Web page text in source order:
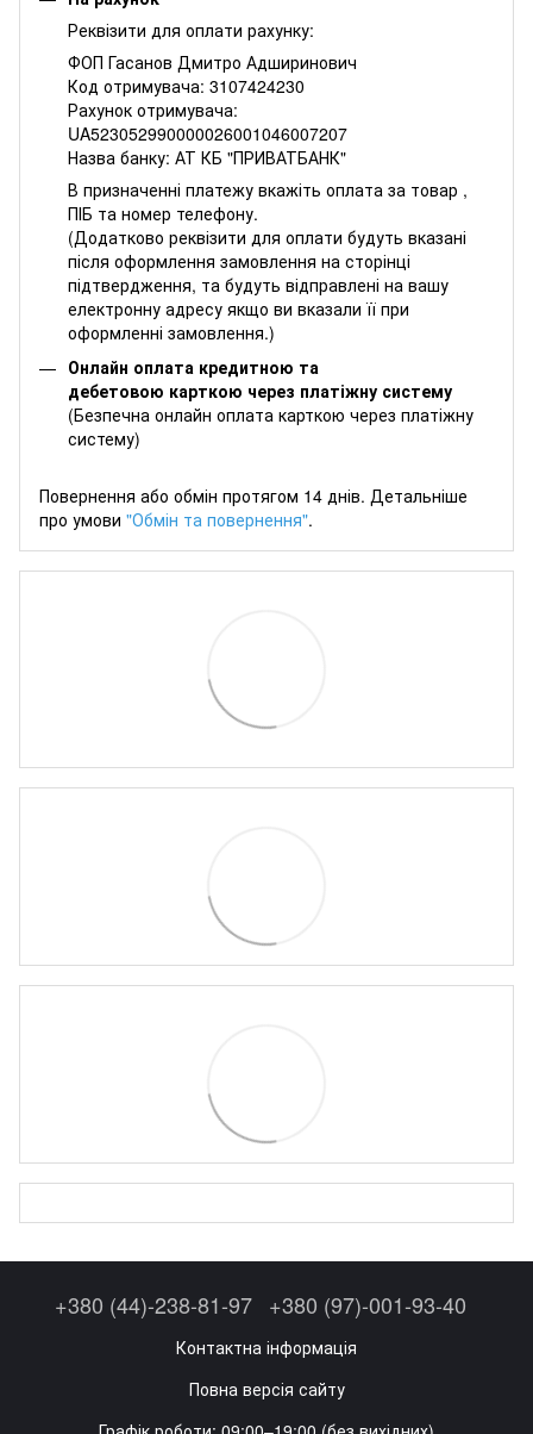
Реквізити для оплати рахунку:
ФОП Гасанов Дмитро Адширинович
Код отримувача: 3107424230
Рахунок отримувача:
UA523052990000026001046007207
Назва банку: АТ КБ "ПРИВАТБАНК"
В призначенні платежу вкажіть оплата за товар ,
ПІБ та номер телефону.
(Додатково реквізити для оплати будуть вказані
після оформлення замовлення на сторінці
підтвердження, та будуть відправлені на вашу
електронну адресу якщо ви вказали її при
оформленні замовлення.)
Онлайн оплата кредитною та
дебетовою карткою через платіжну систему
(Безпечна онлайн оплата карткою через платіжну
систему)
Повернення або обмін протягом 14 днів. Детальніше
про умови "Обмін та повернення".
+380 (44)-238-81-97 +380 (97)-001-93-40
Контактна інформація
Повна версія сайту